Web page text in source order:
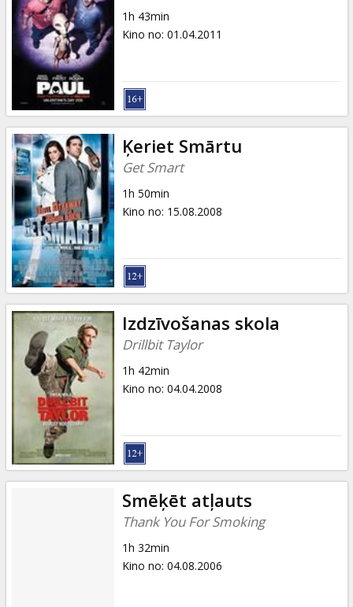
1h 43min
Kino no: 01.04.2011
Ķeriet Smārtu
Get Smart
1h 50min
Kino no: 15.08.2008
Izdzīvošanas skola
Drillbit Taylor
1h 42min
Kino no: 04.04.2008
Smēķēt atļauts
Thank You For Smoking
1h 32min
Kino no: 04.08.2006